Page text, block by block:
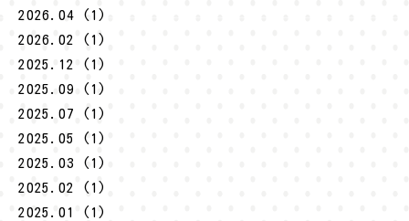
2026.04 (1)
2026.02 (1)
2025.12 (1)
2025.09 (1)
2025.07 (1)
2025.05 (1)
2025.03 (1)
2025.02 (1)
2025.01 (1)